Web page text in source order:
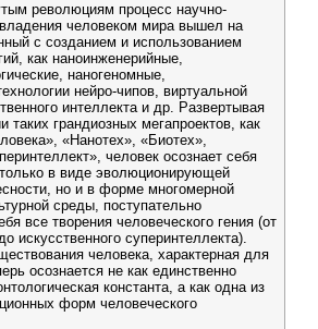
революциям процесс научно-
человеком мира вышел на
с созданием и использованием
как наноинженерийные,
наногеномные,
нейро-чипов, виртуальной
интеллекта и др. Развертывая
таких грандиозных мегапроектов, как
«Нанотех», «Биотех»,
человек осознает себя
в виде эволюционирующей
но и в форме многомерной
среды, поступательно
все творения человеческого гения (от
искусственного суперинтеллекта).
человека, характерная для
осознается не как единственно
константа, а как одна из
форм человеческого